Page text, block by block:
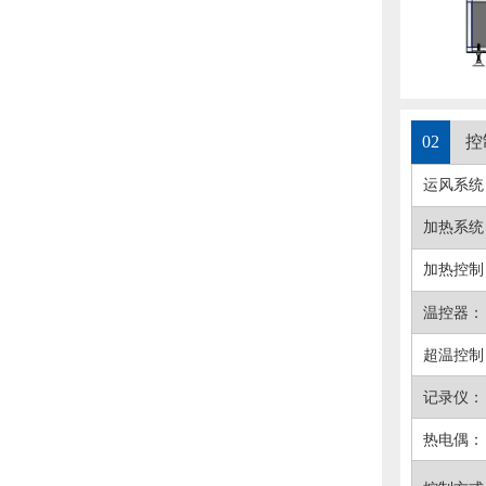
02 控
运风系
加热系
加热控
温控器：
超温控
记录仪：
热电偶：